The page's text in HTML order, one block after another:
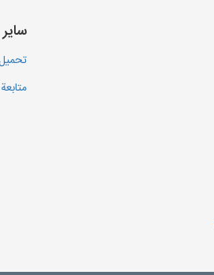
سایر